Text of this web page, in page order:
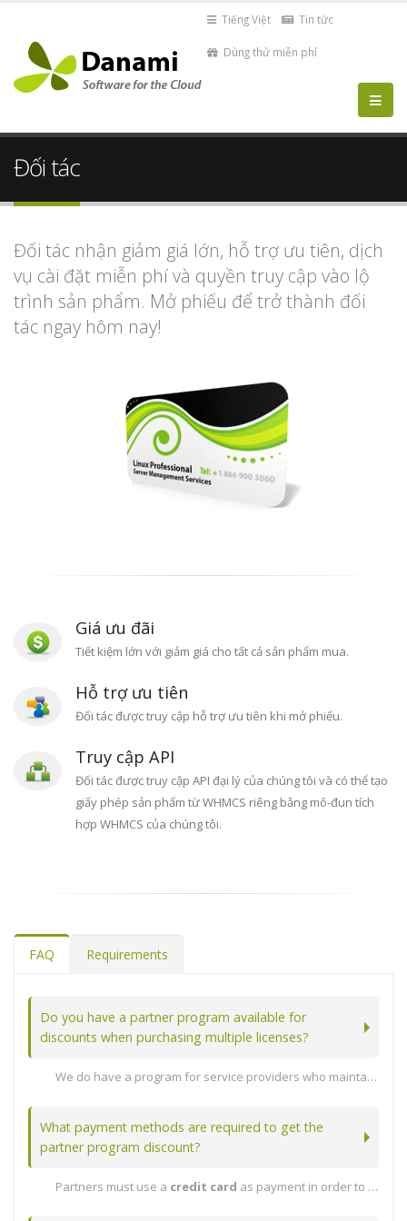
Tiếng Việt Tin tức
Dùng thử miễn phí
Đối tác
Đối tác nhận giảm giá lớn, hỗ trợ ưu tiên, dịch
vụ cài đặt miễn phí và quyền truy cập vào lộ
trình sản phẩm. Mở phiếu để trở thành đối
tác ngay hôm nay!
Giá ưu đãi
Tiết kiệm lớn với giảm giá cho tất cả sản phẩm mua.
Hỗ trợ ưu tiên
Đối tác được truy cập hỗ trợ ưu tiên khi mở phiếu.
Truy cập API
Đối tác được truy cập API đại lý của chúng tôi và có thể tạo
giấy phép sản phẩm từ WHMCS riêng bằng mô-đun tích
hợp WHMCS của chúng tôi.
FAQ Requirements
Do you have a partner program available for
discounts when purchasing multiple licenses?
We do have a program for service providers who maintain at least 10 active licenses. Note: Enterprise also licenses count towards your active license count as long as the software update subscription is active.
What payment methods are required to get the
partner program discount?
Partners must use a credit card as payment in order to get the partner discount.